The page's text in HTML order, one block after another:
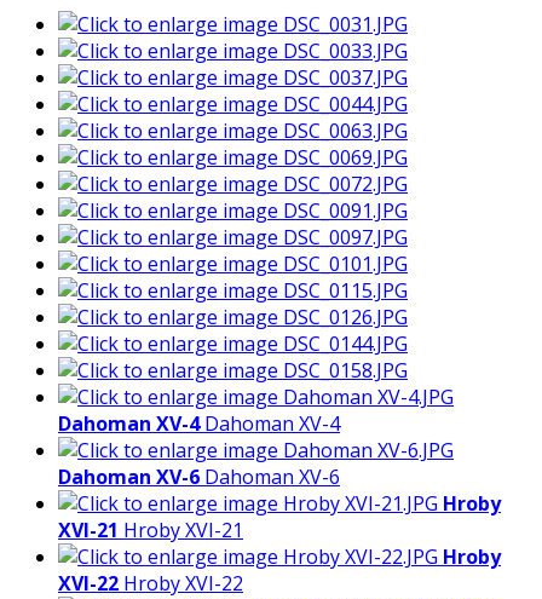
Dahoman XV-4 Dahoman XV-4
Dahoman XV-6 Dahoman XV-6
Hroby
XVI-21 Hroby XVI-21
Hroby
XVI-22 Hroby XVI-22